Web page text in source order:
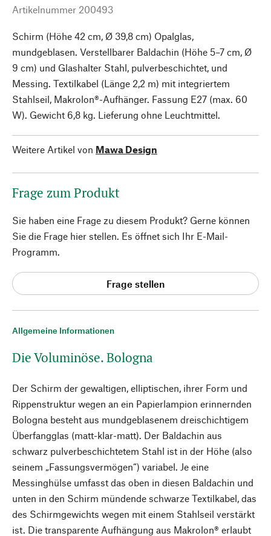
Allgemeine Informationen
Die Voluminöse. Bologna
Der Schirm der gewaltigen, elliptischen, ihrer Form und
Rippenstruktur wegen an ein Papierlampion erinnernden
Bologna besteht aus mundgeblasenem dreischichtigem
Überfangglas (matt-klar-matt). Der Baldachin aus
schwarz pulverbeschichtetem Stahl ist in der Höhe (also
seinem „Fassungsvermögen“) variabel. Je eine
Messinghülse umfasst das oben in diesen Baldachin und
unten in den Schirm mündende schwarze Textilkabel, das
des Schirmgewichts wegen mit einem Stahlseil verstärkt
ist. Die transparente Aufhängung aus Makrolon® erlaubt
Artikelnummer 200493
Schirm (Höhe 42 cm, Ø 39,8 cm) Opalglas,
mundgeblasen. Verstellbarer Baldachin (Höhe 5–7 cm, Ø
9 cm) und Glashalter Stahl, pulverbeschichtet, und
Messing. Textilkabel (Länge 2,2 m) mit integriertem
Stahlseil, Makrolon®-Aufhänger. Fassung E27 (max. 60
W). Gewicht 6,8 kg. Lieferung ohne Leuchtmittel.
Weitere Artikel von Mawa Design
Frage zum Produkt
Sie haben eine Frage zu diesem Produkt? Gerne können
Sie die Frage hier stellen. Es öffnet sich Ihr E-Mail-
Programm.
Frage stellen